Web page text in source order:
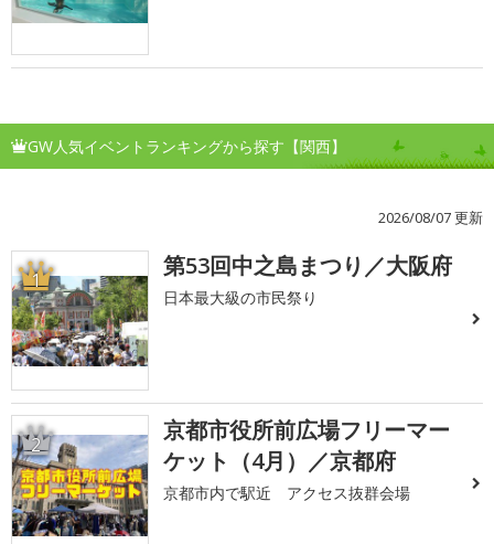
GW人気イベントランキングから探す【関西】
2026/08/07 更新
1 第53回中之島まつり／大阪府
日本最大級の市民祭り
2
京都市役所前広場フリーマー
ケット（4月）／京都府
京都市内で駅近 アクセス抜群会場